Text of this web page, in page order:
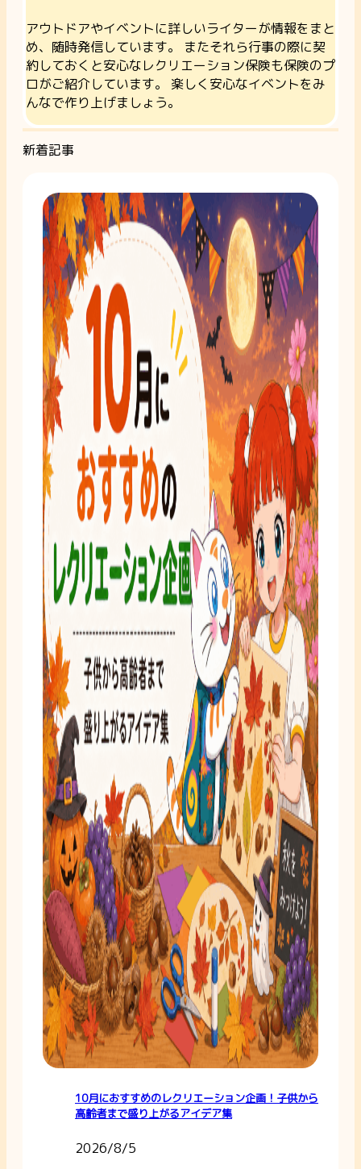
アウトドアやイベントに詳しいライターが情報をまと
め、随時発信しています。 またそれら行事の際に契
約しておくと安心なレクリエーション保険も保険のプ
ロがご紹介しています。 楽しく安心なイベントをみ
んなで作り上げましょう。
新着記事
10月におすすめのレクリエーション企画！子供から
高齢者まで盛り上がるアイデア集
2026/8/5